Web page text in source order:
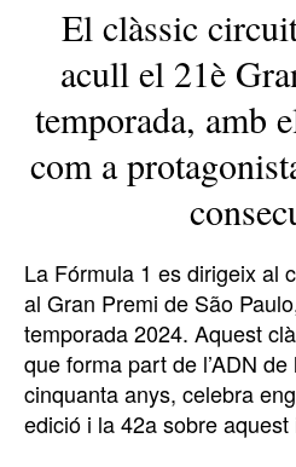
El clàssic
acull el 21è
temporada, amb
com a
La Fórmula 1 es dirigeix al
al Gran Premi de São
temporada 2024. Aquest
que forma part de l’ADN
cinquanta anys, celebra
edició i la 42a sobre